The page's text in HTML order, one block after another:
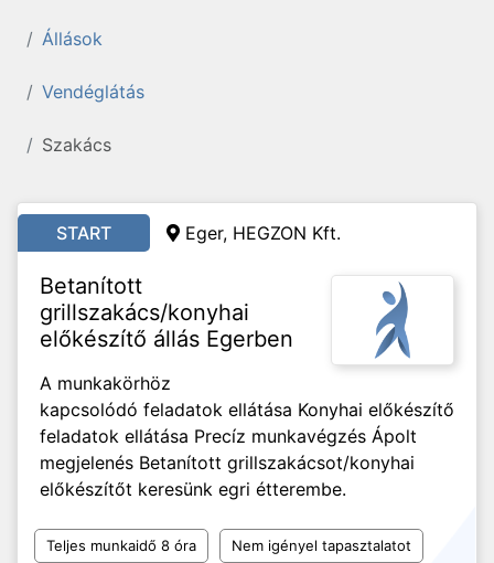
Állások
Vendéglátás
Szakács
START Eger, HEGZON Kft.
Betanított
grillszakács/konyhai
előkészítő állás Egerben
A munkakörhöz
kapcsolódó feladatok ellátása Konyhai előkészítő
feladatok ellátása Precíz munkavégzés Ápolt
megjelenés Betanított grillszakácsot/konyhai
előkészítőt keresünk egri étterembe.
Teljes munkaidő 8 óra Nem igényel tapasztalatot